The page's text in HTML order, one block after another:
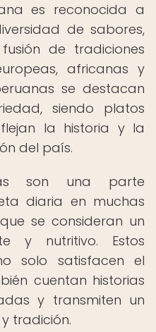
es reconocida a
de sabores,
de tradiciones
africanas y
se destacan
siendo platos
la historia y la
del país.
son una parte
diaria en muchas
se consideran un
y nutritivo. Estos
solo satisfacen el
cuentan historias
y transmiten un
tradición.